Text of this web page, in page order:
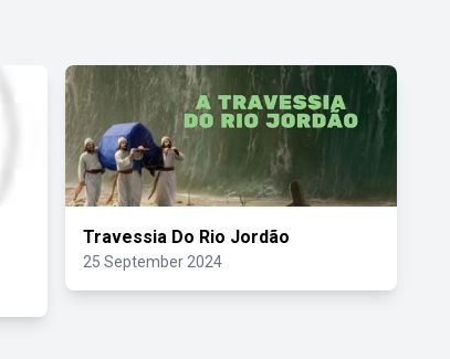
Travessia Do Rio Jordão
25 September 2024